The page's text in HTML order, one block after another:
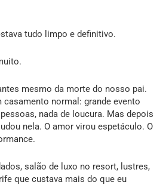
tudo limpo e definitivo.
mesmo da morte do nosso pai.
casamento normal: grande evento
nada de loucura. Mas depois
nela. O amor virou espetáculo. O
salão de luxo no resort, lustres,
que custava mais do que eu